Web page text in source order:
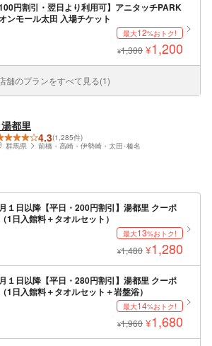
100円割引・翌日より利用可】アニタッチPARK
ンモール太田 入場チケット
最大12%おトク!
¥1,300 ¥1,200
店舗のプランをすべて見る(1)
都里
4.3(1,285件)
群馬県
前橋・高崎・伊勢崎・太田･榛名
１日以降【平日・200円割引】湯都里 クーポ
1日入館料＋タオルセット）
最大13%おトク!
¥1,480 ¥1,280
１日以降【平日・280円割引】湯都里 クーポ
1日入館料＋タオルセット＋岩盤浴）
最大14%おトク!
¥1,960 ¥1,680